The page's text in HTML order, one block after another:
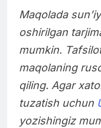
Maqolada
oshirilgan
mumkin.
maqolaning
qiling. Agar
tuzatish uchun
yozishingiz